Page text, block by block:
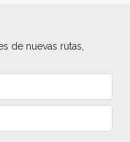
de nuevas rutas,